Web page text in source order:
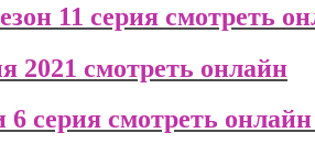
11 серия смотреть
2021 смотреть онлайн
серия смотреть онлайн